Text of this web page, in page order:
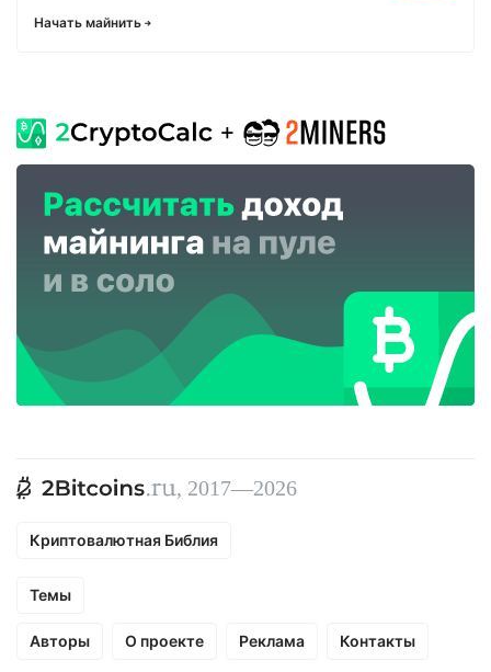
Начать майнить
, 2017—2026
Криптовалютная Библия
Темы
Авторы О проекте Реклама Контакты